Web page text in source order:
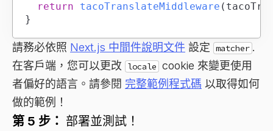
return
tacoTranslateMiddleware (
}
請務必依照 Next.js 中間件說明文件 設定 matcher .
在客戶端，您可以更改
locale cookie 來變更使用
者偏好的語言。請參閱 完整範例程式碼 以取得如何
做的範例！
第 5 步： 部署並測試！